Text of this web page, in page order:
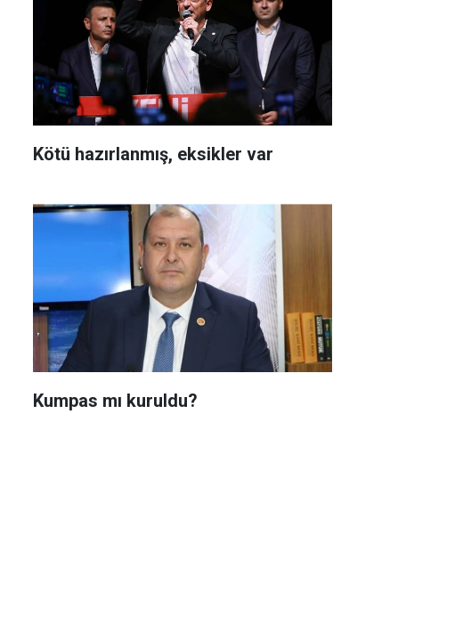
Kötü hazırlanmış, eksikler var
Kumpas mı kuruldu?